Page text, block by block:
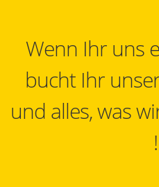
Wenn Ihr uns
bucht Ihr
und alles, was
!